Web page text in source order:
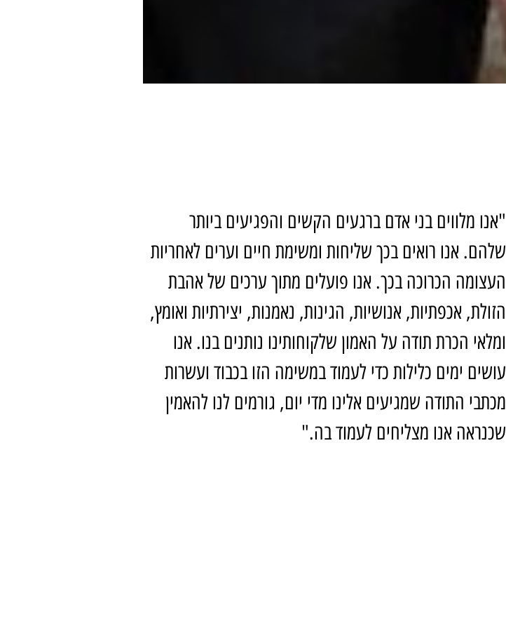
"אנו מלווים בני אדם ברגעים הקשים והפגיעים ביותר
שלהם. אנו רואים בכך שליחות ומשימת חיים וערים לאחריות
העצומה הכרוכה בכך. אנו פועלים מתוך ערכים של אהבת
הזולת, אכפתיות, אנושיות, הגינות, נאמנות, יצירתיות ואומץ,
ומלאי הכרת תודה על האמון שלקוחותינו נותנים בנו. אנו
עושים ימים כלילות כדי לעמוד במשימה הזו בכבוד ועשרות
מכתבי התודה שמגיעים אלינו מדי יום, גורמים לנו להאמין
שכנראה אנו מצליחים לעמוד בה."